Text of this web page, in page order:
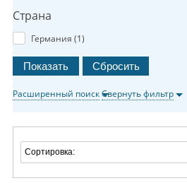
Страна
Германия (1)
Расширенный поискСвернуть фильтр
Сортировка: